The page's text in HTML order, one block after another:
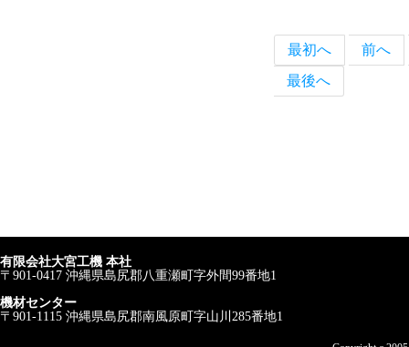
最初へ
前へ
最後へ
有限会社大宮工機 本社
〒901-0417 沖縄県島尻郡八重瀬町字外間99番地1
機材センター
〒901-1115 沖縄県島尻郡南風原町字山川285番地1